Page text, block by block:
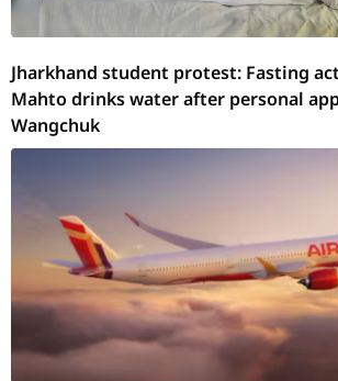
Jharkhand student protest: Fasting
Mahto drinks water after personal
Wangchuk